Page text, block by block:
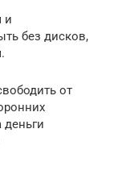
и
без дисков,
от
деньги